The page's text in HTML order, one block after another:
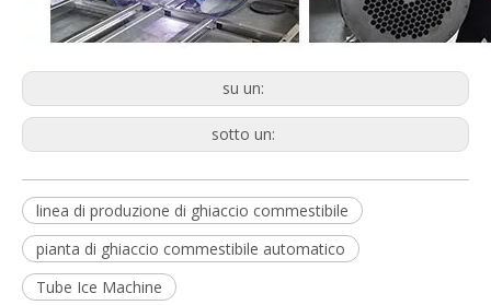
su un:
sotto un:
linea di produzione di ghiaccio commestibile
pianta di ghiaccio commestibile automatico
Tube Ice Machine